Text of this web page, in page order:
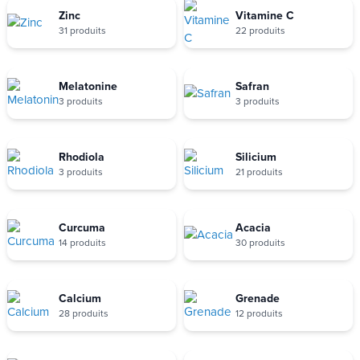
Zinc
31 produits
Vitamine C
22 produits
Melatonine
3 produits
Safran
3 produits
Rhodiola
3 produits
Silicium
21 produits
Curcuma
14 produits
Acacia
30 produits
Calcium
28 produits
Grenade
12 produits